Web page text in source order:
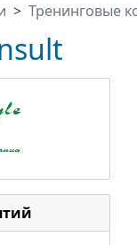
Тренинговые